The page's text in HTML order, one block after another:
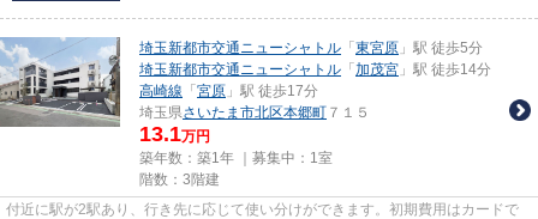
埼玉新都市交通ニューシャトル 「 東宮原 」駅 徒歩5分
埼玉新都市交通ニューシャトル 「 加茂宮 」駅 徒歩14分
高崎線 「 宮原 」駅 徒歩17分
埼玉県さいたま市北区本郷町 ７１５
13.1万円
築年数：築1年 ｜募集中： 1室
階数：3階建
付近に駅が2駅あり、行き先に応じて使い分けができます。初期費用はカードで